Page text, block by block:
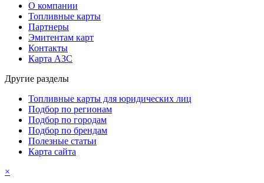
О компании
Топливные карты
Партнеры
Эмитентам карт
Контакты
Карта АЗС
Другие разделы
Топливные карты для юридических лиц
Подбор по регионам
Подбор по городам
Подбор по брендам
Полезные статьи
Карта сайта
×